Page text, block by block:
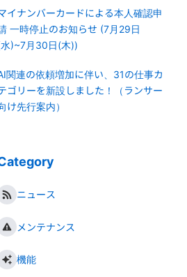
イナンバーカードによる本人確認申
一時停止のお知らせ (7月29日
)~7月30日(木))
関連の依頼増加に伴い、31の仕事カ
ゴリーを新設しました！（ランサー
け先行案内）
ニュース
メンテナンス
機能